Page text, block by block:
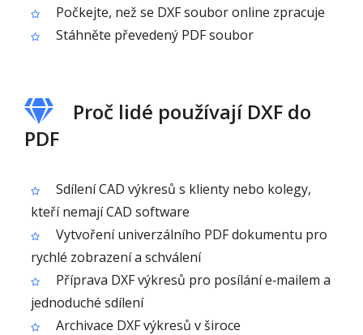
Počkejte, než se DXF soubor online zpracuje
Stáhněte převedený PDF soubor
Proč lidé používají DXF do
PDF
Sdílení CAD výkresů s klienty nebo kolegy,
kteří nemají CAD software
Vytvoření univerzálního PDF dokumentu pro
rychlé zobrazení a schválení
Příprava DXF výkresů pro posílání e‑mailem a
jednoduché sdílení
Archivace DXF výkresů v široce